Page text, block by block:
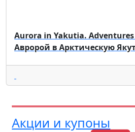
Aurora in Yakutia.
Авророй в Арктическую
Акции и купоны